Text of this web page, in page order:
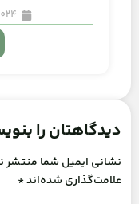
دیدگاهتان را
نشانی ایمیل شما
علامت‌گذاری شده‌اند*